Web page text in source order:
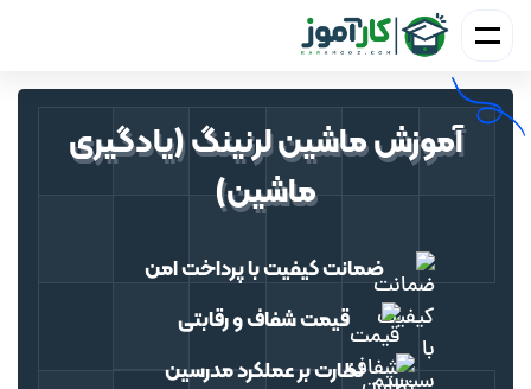
آموزش ماشین لرنینگ (یادگیری
ماشین)
قیمت شفاف و رقابتی
ضمانت کیفیت باپرداخت امن
نظارت بر عملکرد مدرسین